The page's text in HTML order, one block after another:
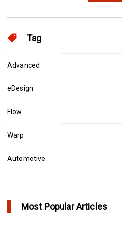
Tag
Advanced
eDesign
Flow
Warp
Automotive
Most Popular Articles